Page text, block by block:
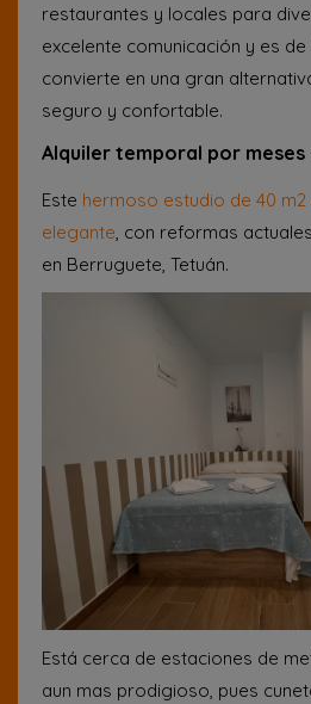
restaurantes y locales para
excelente comunicación y es
convierte en una gran
seguro y confortable.
Alquiler temporal por meses
Este hermoso estudio de 40
elegante , con reformas
en Berruguete, Tetuán.
Está cerca de estaciones de
aun mas prodigioso, pues